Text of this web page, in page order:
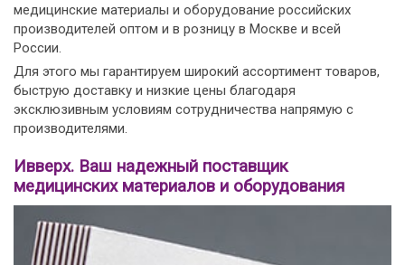
медицинские материалы и оборудование российских
производителей оптом и в розницу в Москве и всей
России.
Для этого мы гарантируем широкий ассортимент товаров,
быструю доставку и низкие цены благодаря
эксклюзивным условиям сотрудничества напрямую с
производителями.
Ивверх. Ваш надежный поставщик
медицинских материалов и оборудования